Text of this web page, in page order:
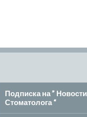
Подписка на ” Новости
Стоматолога “